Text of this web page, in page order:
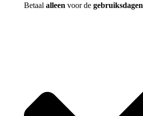
Betaal alleen voor de gebruiksdagen